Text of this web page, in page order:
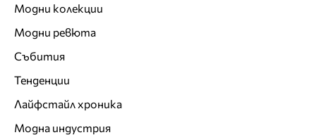
Модни колекции
Модни ревюта
Събития
Тенденции
Лайфстайл хроника
Модна индустрия